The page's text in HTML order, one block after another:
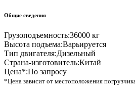
Общие сведения
Грузоподъемность:36000 кг
Высота подъема:Варьируется
Тип двигателя:Дизельный
Страна-изготовитель:Китай
Цена*:По запросу
*Цена зависит от местоположения